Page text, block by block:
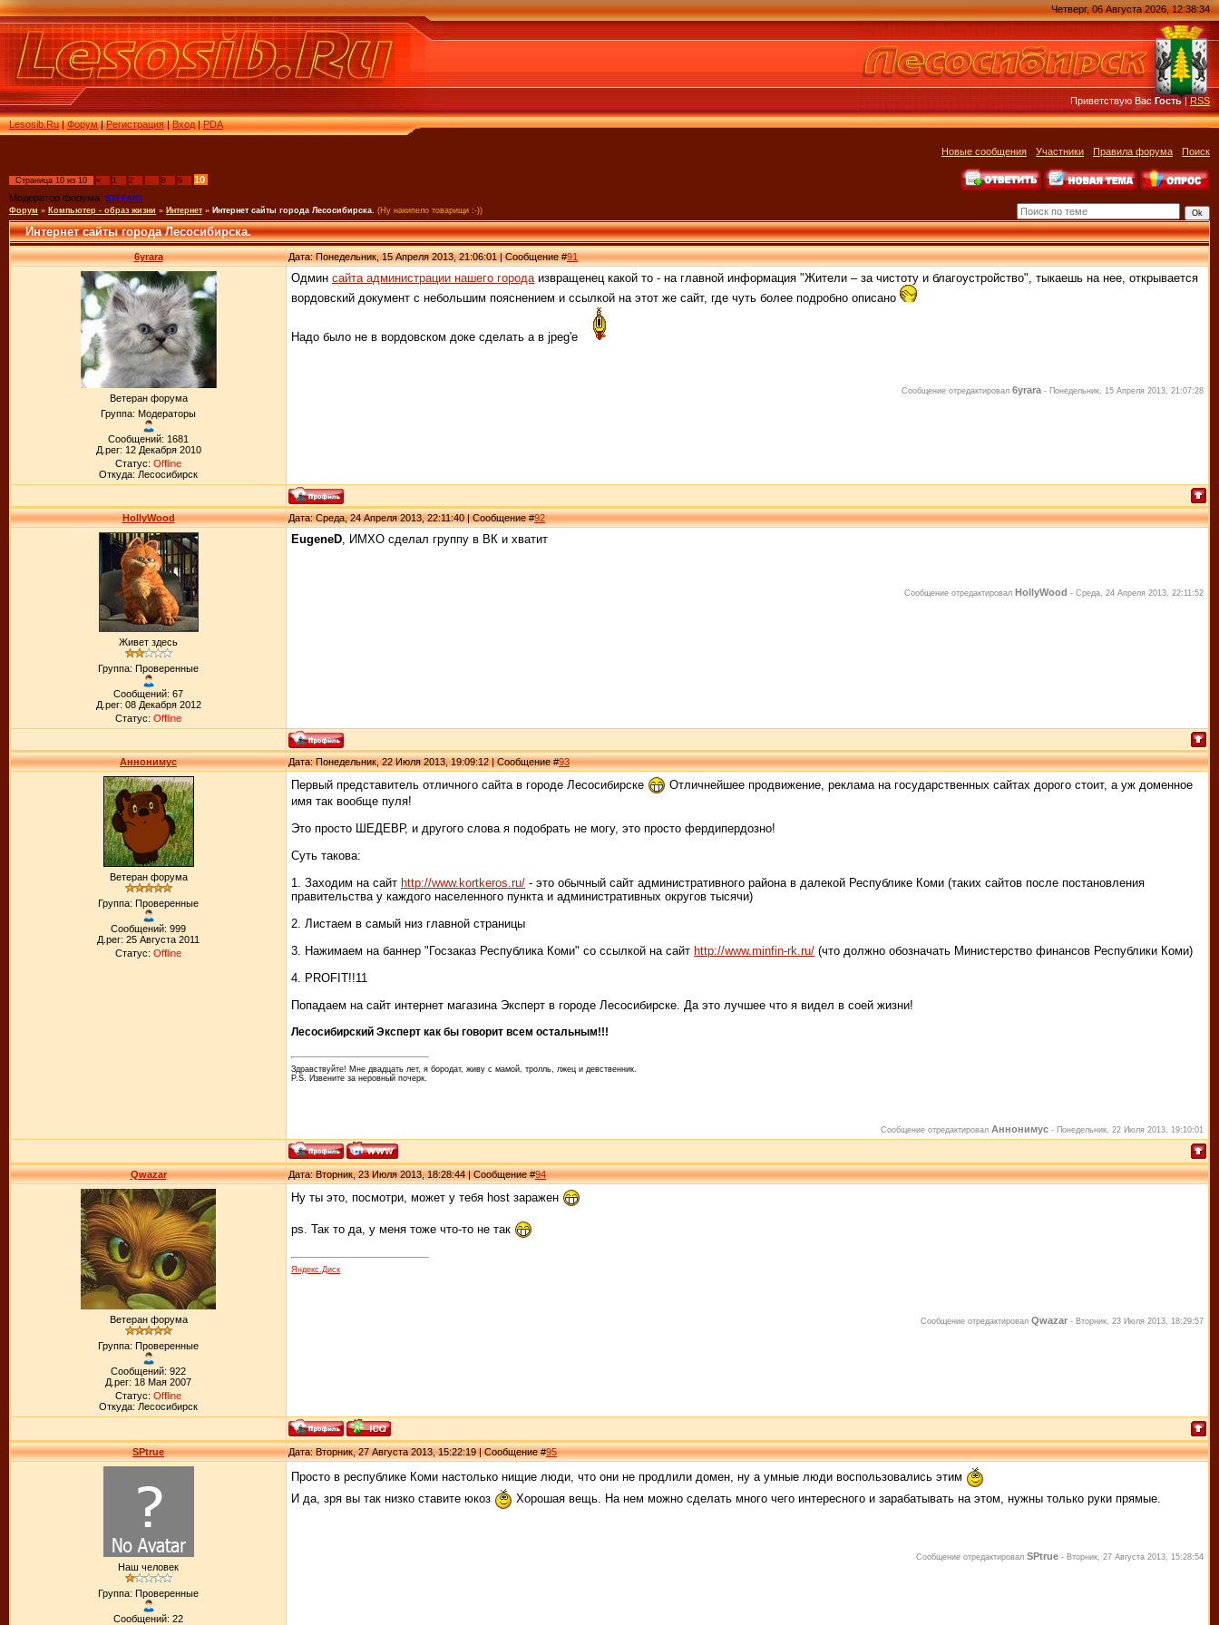
Lesosib.Ru|Форум|Регистрация|Вход|PDA
Четверг, 06 Августа 2026, 12:38:34
Приветствую ВасГость|RSS
Новые сообщения · Участники · Правила форума · Поиск
Страница 10 из 10 « 1 2 … 8 9
10
Модератор форума: STEFANI
Форум » Компьютер - образ жизни » Интернет » Интернет сайты города Лесосибирска. (Ну накипело товарищи :-))
Интернет сайты города Лесосибирска.
6yrara Дата: Понедельник, 15 Апреля 2013, 21:06:01 | Сообщение #91
Ветеран форума
Группа: Модераторы
Сообщений: 1681
Д.рег: 12 Декабря 2010
Статус: Offline
Откуда: Лесосибирск
Одмин сайта администрации нашего городаизвращенец какой то - на главной информация "Жители – за чистоту и благоустройство", тыкаешь на нее, открывается
вордовский документ с небольшим пояснением и ссылкой на этот же сайт, где чуть более подробно описано
Надо было не в вордовском доке сделать а в jpeg'е
Сообщение отредактировал 6yrara - Понедельник, 15 Апреля 2013, 21:07:28
HollyWood Дата: Среда, 24 Апреля 2013, 22:11:40 | Сообщение #92
Живет здесь
Группа: Проверенные
Сообщений: 67
Д.рег: 08 Декабря 2012
Статус: Offline
EugeneD, ИМХО сделал группу в ВК и хватит
Сообщение отредактировал HollyWood - Среда, 24 Апреля 2013, 22:11:52
Аннонимус Дата: Понедельник, 22 Июля 2013, 19:09:12 | Сообщение #93
Ветеран форума
Группа: Проверенные
Сообщений: 999
Д.рег: 25 Августа 2011
Статус: Offline
Первый представитель отличного сайта в городе Лесосибирске
Отличнейшее продвижение, реклама на государственных сайтах дорого стоит, а уж доменное
имя так вообще пуля!
Это просто ШЕДЕВР, и другого слова я подобрать не могу, это просто фердипердозно!
Суть такова:
1. Заходим на сайт http://www.kortkeros.ru/ - это обычный сайт административного района в далекой Республике Коми (таких сайтов после постановления
правительства у каждого населенного пункта и административных округов тысячи)
2. Листаем в самый низ главной страницы
3. Нажимаем на баннер "Госзаказ Республика Коми" со ссылкой на сайт http://www.minfin-rk.ru/ (что должно обозначать Министерство финансов Республики Коми)
4. PROFIT!!11
Попадаем на сайт интернет магазина Эксперт в городе Лесосибирске. Да это лучшее что я видел в соей жизни!
Лесосибирский Эксперт как бы говорит всем остальным!!!
Здравствуйте! Мне двадцать лет, я бородат, живу с мамой, тролль, лжец и девственник.
P.S. Извените за неровный почерк.
Сообщение отредактировал Аннонимус - Понедельник, 22 Июля 2013, 19:10:01
Qwazar Дата: Вторник, 23 Июля 2013, 18:28:44 | Сообщение #94
Ветеран форума
Группа: Проверенные
Сообщений: 922
Д.рег: 18 Мая 2007
Статус: Offline
Откуда: Лесосибирск
Ну ты это, посмотри, может у тебя host заражен
ps. Так то да, у меня тоже что-то не так
Яндекс.Диск
Сообщение отредактировал Qwazar - Вторник, 23 Июля 2013, 18:29:57
SPtrue Дата: Вторник, 27 Августа 2013, 15:22:19 | Сообщение #95
Наш человек
Группа: Проверенные
Сообщений: 22
Просто в республике Коми настолько нищие люди, что они не продлили домен, ну а умные люди воспользовались этим
И да, зря вы так низко ставите юкоз
Хорошая вещь. На нем можно сделать много чего интересного и зарабатывать на этом, нужны только руки прямые.
Сообщение отредактировал SPtrue - Вторник, 27 Августа 2013, 15:28:54